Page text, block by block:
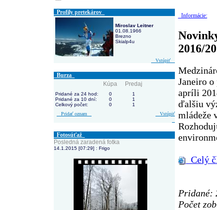
Profily pretekárov
Miroslav Leitner
01.08.1966
Brezno
Skialp4u
Vstúpiť
Burza
Kúpa
Predaj
Pridané za 24 hod:
Pridané za 10 dní:
Celkový počet:
0
0
0
1
1
1
Pridať oznam
Vstúpiť
Fotosúťaž
Posledná zaradená fotka
14.1.2015 [07:29] : Frigo
Informácie:
2016/
Janeiro
apríli
ďalšiu
mládeže
Celý
Pridané:
Počet